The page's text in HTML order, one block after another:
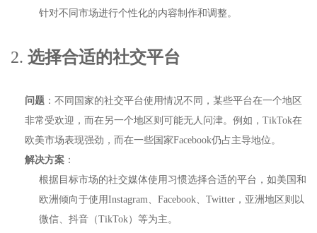
针对不同市场进行个性化的内容制作和调整。
2. 选择合适的社交平台
问题 ：不同国家的社交平台使用情况不同，某些平台在一个地区
非常受欢迎，而在另一个地区则可能无人问津。例如，TikTok在
欧美市场表现强劲，而在一些国家Facebook仍占主导地位。
解决方案 ：
根据目标市场的社交媒体使用习惯选择合适的平台，如美国和
欧洲倾向于使用Instagram、Facebook、Twitter，亚洲地区则以
微信、抖音（TikTok）等为主。